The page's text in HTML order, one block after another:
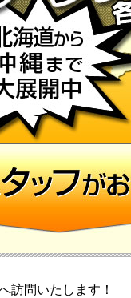
訪問いたします！